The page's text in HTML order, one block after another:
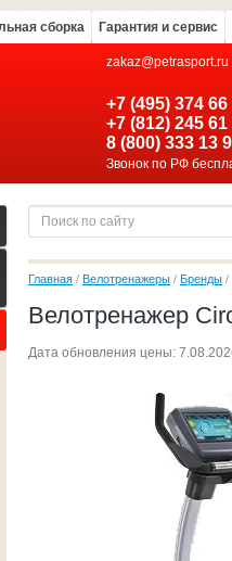
сборка Гарантия и сервис
zakaz@petrasport.ru
+7 (495) 374 66
+7 (812) 245 61
8 (800) 333 13
Звонок по РФ
Главная / Велотренажеры / Бренды /
Велотренажер
Дата обновления цены: